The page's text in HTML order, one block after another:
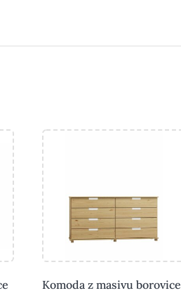
Komoda z masivu borovice